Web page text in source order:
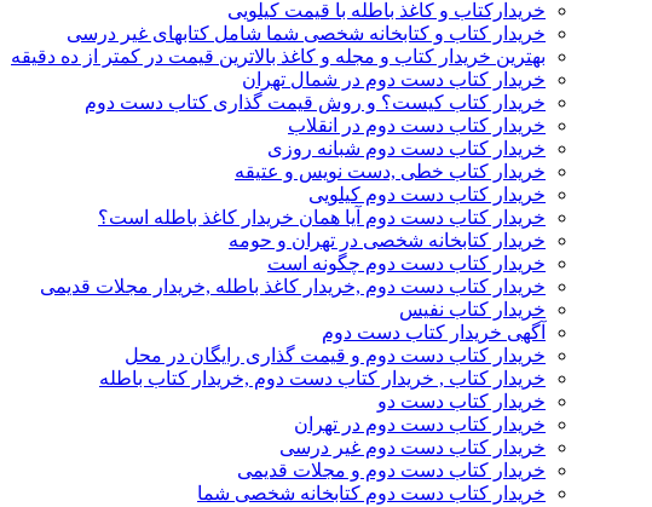
خریدارکتاب و کاغذ باطله با قیمت کیلویی
خریدار کتاب و کتابخانه شخصی شما شامل کتابهای غیر درسی
بهترین خریدار کتاب و مجله و کاغذ بالاترین قیمت در کمتر از ده دقیقه
خریدار کتاب دست دوم در شمال تهران
خریدار کتاب کیست؟ و روش قیمت گذاری کتاب دست دوم
خریدار کتاب دست دوم در انقلاب
خریدار کتاب دست دوم شبانه روزی
خریدار کتاب خطی ,دست نویس و عتیقه
خریدار کتاب دست دوم کیلویی
خریدار کتاب دست دوم آیا همان خریدار کاغذ باطله است؟
خریدار کتابخانه شخصی در تهران و حومه
خریدار کتاب دست دوم چگونه است
خریدار کتاب دست دوم ,خریدار کاغذ باطله ,خریدار مجلات قدیمی
خریدار کتاب نفیس
آگهی خریدار کتاب دست دوم
خریدار کتاب دست دوم و قیمت گذاری رایگان در محل
خریدار کتاب , خریدار کتاب دست دوم ,خریدار کتاب باطله
خریدار کتاب دست دو
خریدار کتاب دست دوم در تهران
خریدار کتاب دست دوم غیر درسی
خریدار کتاب دست دوم و مجلات قدیمی
خریدار کتاب دست دوم کتابخانه شخصی شما